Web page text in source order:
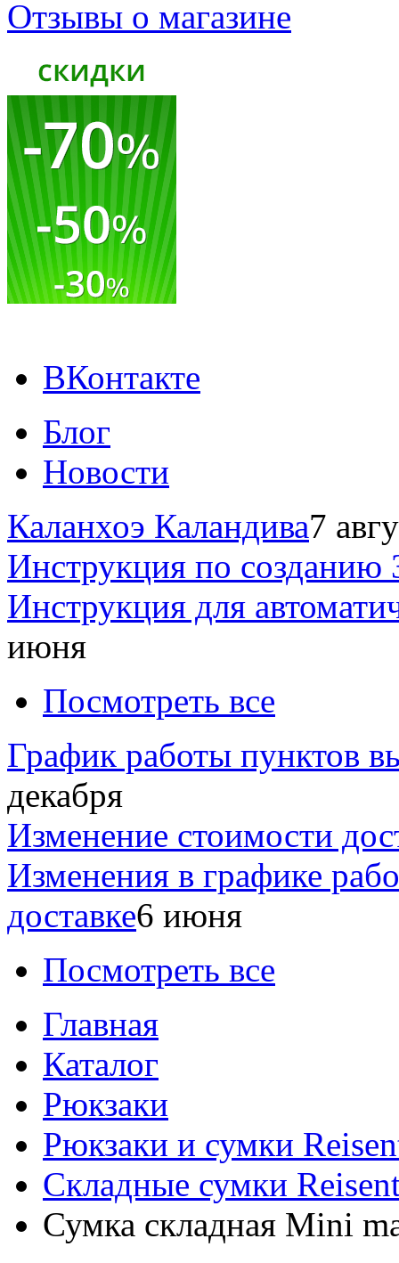
Отзывы о магазине
ВКонтакте
Блог
Новости
Каланхоэ Каландива7
Инструкция по созданию
Инструкция для
июня
Посмотреть все
График работы пунктов
декабря
Изменение стоимости
Изменения в графике
доставке6 июня
Посмотреть все
Главная
Каталог
Рюкзаки
Рюкзаки и сумки
Складные сумки
Сумка складная Mini